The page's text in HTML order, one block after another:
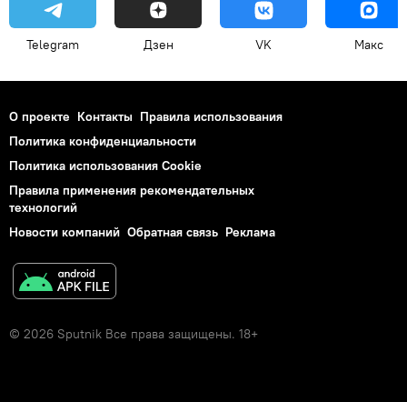
Telegram Дзен VK Макс
О проекте Контакты Правила использования
Политика конфиденциальности
Политика использования Cookie
Правила применения рекомендательных
технологий
Новости компаний Обратная связь Реклама
© 2026 Sputnik Все права защищены. 18+